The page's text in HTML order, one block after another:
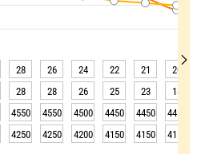
28 26 24 22 21 20
28 28 26 25 23 18
4550 4550 4500 4450 4450 4450
4250 4250 4200 4150 4150 4150